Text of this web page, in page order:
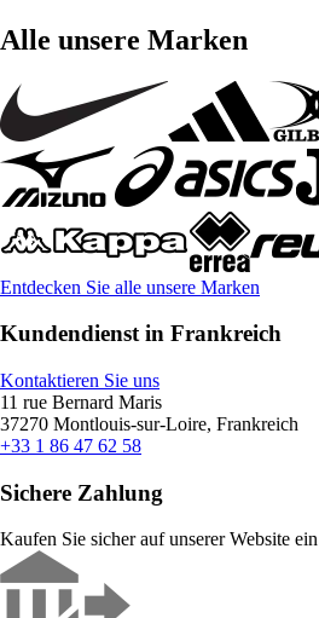
Alle unsere Marken
Entdecken Sie alle unsere Marken
Kundendienst in Frankreich
Kontaktieren Sie uns
11 rue Bernard Maris
37270 Montlouis-sur-Loire, Frankreich
+33 1 86 47 62 58
Sichere Zahlung
Kaufen Sie sicher auf unserer Website ein